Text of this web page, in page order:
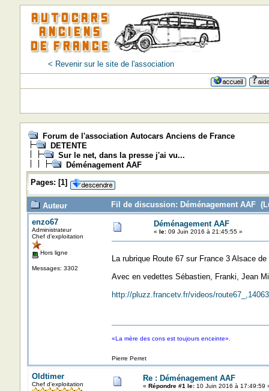
< Revenir sur le site de l'association
Forum de l'association Autocars Anciens de France
DETENTE
Sur le net, dans la presse j'ai vu...
Déménagement AAF
Pages: [1]
Auteur
Fil de discussion: Déménagement AAF
enzo67
Administrateur
Chef d'exploitation
Hors ligne
Messages: 3302
Déménagement AAF
« le:09 Juin 2016 à 21:45:55 »
La rubrique Route 67 sur France 3 Alsace
Avec en vedettes Sébastien, Franki, Jean
http://pluzz.francetv.fr/videos/
«La mère des cons est toujours enceinte».
Pierre Perret
Oldtimer
Chef d'exploitation
Re : Déménagement AAF
« Répondre #1 le:10 Juin 2016 à 17:49:59